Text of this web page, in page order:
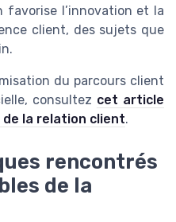
favorise l’innovation et la
client, des sujets que
du parcours client
consultez cet article
de la relation client.
rencontrés
de la